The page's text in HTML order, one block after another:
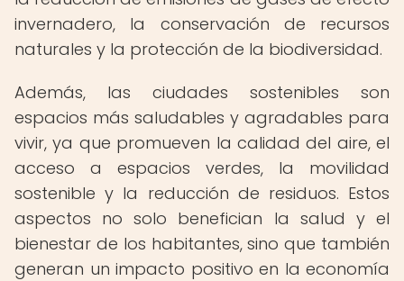
invernadero, la conservación de recursos
naturales y la protección de la biodiversidad.
Además, las ciudades sostenibles son
espacios más saludables y agradables para
vivir, ya que promueven la calidad del aire, el
acceso a espacios verdes, la movilidad
sostenible y la reducción de residuos. Estos
aspectos no solo benefician la salud y el
bienestar de los habitantes, sino que también
generan un impacto positivo en la economía